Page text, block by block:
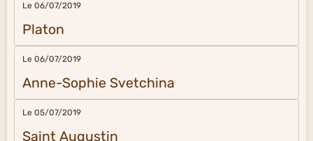
Le 06/07/2019
Platon
Le 06/07/2019
Anne-Sophie Svetchina
Le 05/07/2019
Saint Augustin